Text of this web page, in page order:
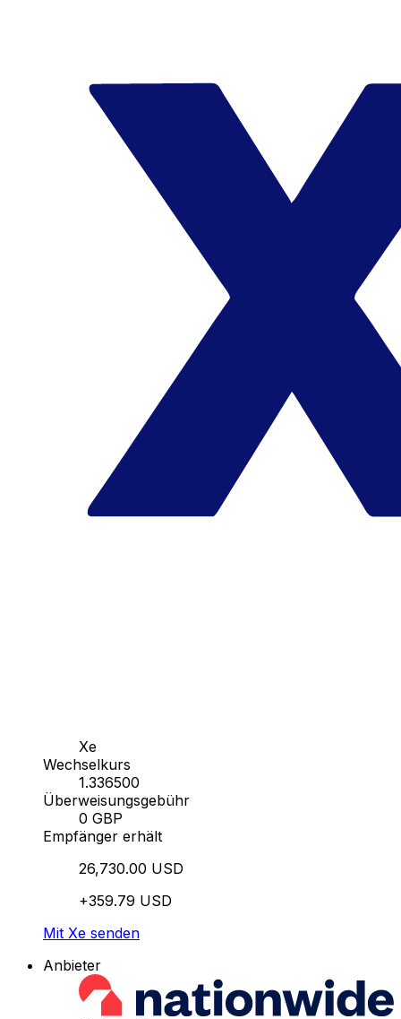
Xe
Wechselkurs
1.336500
Überweisungsgebühr
0 GBP
Empfänger erhält
26,730.00 USD
+359.79 USD
Mit Xe senden
Anbieter